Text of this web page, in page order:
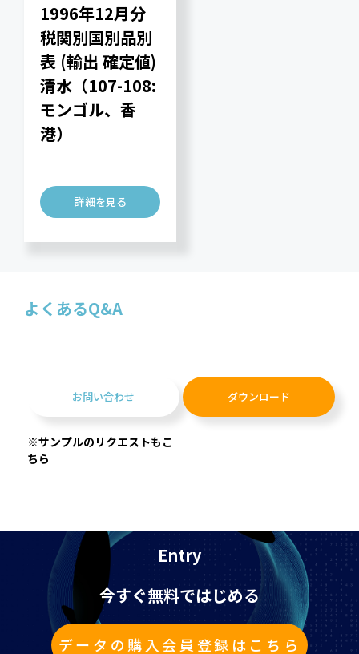
1996年12月分
税関別国別品別
表 (輸出 確定値)
清水（107-108:
モンゴル、香
港）
詳細を見る
よくあるQ&A
お問い合わせ
※サンプルのリクエストもこ
ちら
ダウンロード
Entry
今すぐ無料ではじめる
データの購入会員登録はこちら